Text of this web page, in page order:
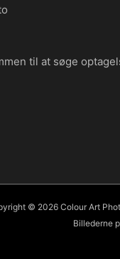
til at søge
© 2026 Colour Art
Billederne